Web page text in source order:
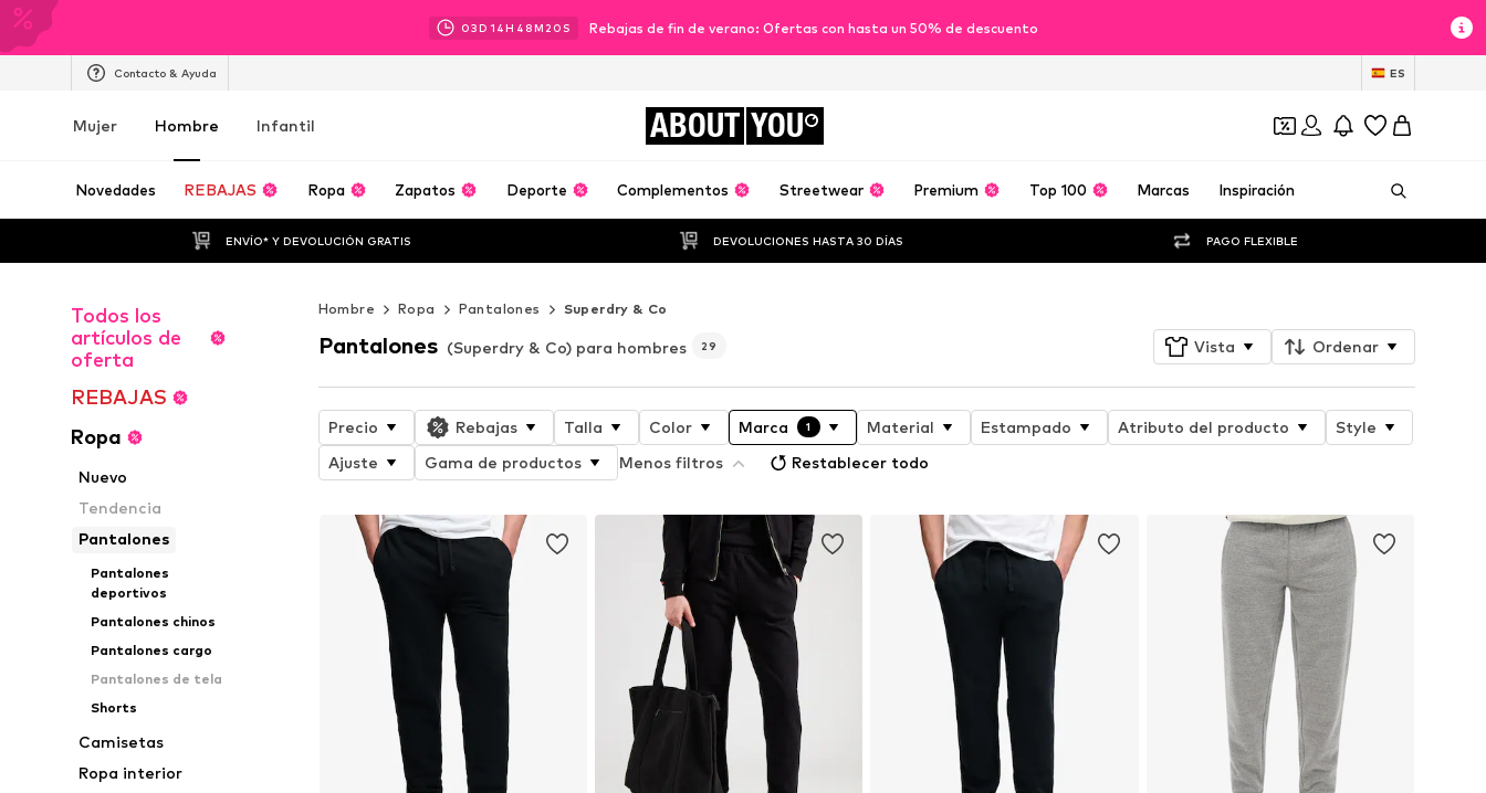
03D 14H 48M 18 S Rebajas de fin de verano: Ofertas con hasta un 50% de descuento
Contacto & Ayuda ES
Mujer Hombre Infantil ABOUT YOU
Novedades REBAJAS Ropa Zapatos Deporte Complementos Streetwear Premium Top 100 Marcas Inspiración
ENVÍO* Y DEVOLUCIÓN GRATIS DEVOLUCIONES HASTA 30 DÍAS PAGO FLEXIBLE
Todos los
artículos de
oferta
REBAJAS
Ropa
Nuevo
Tendencia
Pantalones
Pantalones
deportivos
Pantalones chinos
Pantalones cargo
Pantalones de tela
Shorts
Camisetas
Ropa interior
Hombre Ropa Pantalones Superdry & Co
Pantalones (Superdry & Co) para hombres 29 Vista Ordenar
Precio Rebajas Talla Color Marca 1 Material Estampado Atributo del producto
Style
Ajuste
Gama de productos Menos filtros Restablecer todo